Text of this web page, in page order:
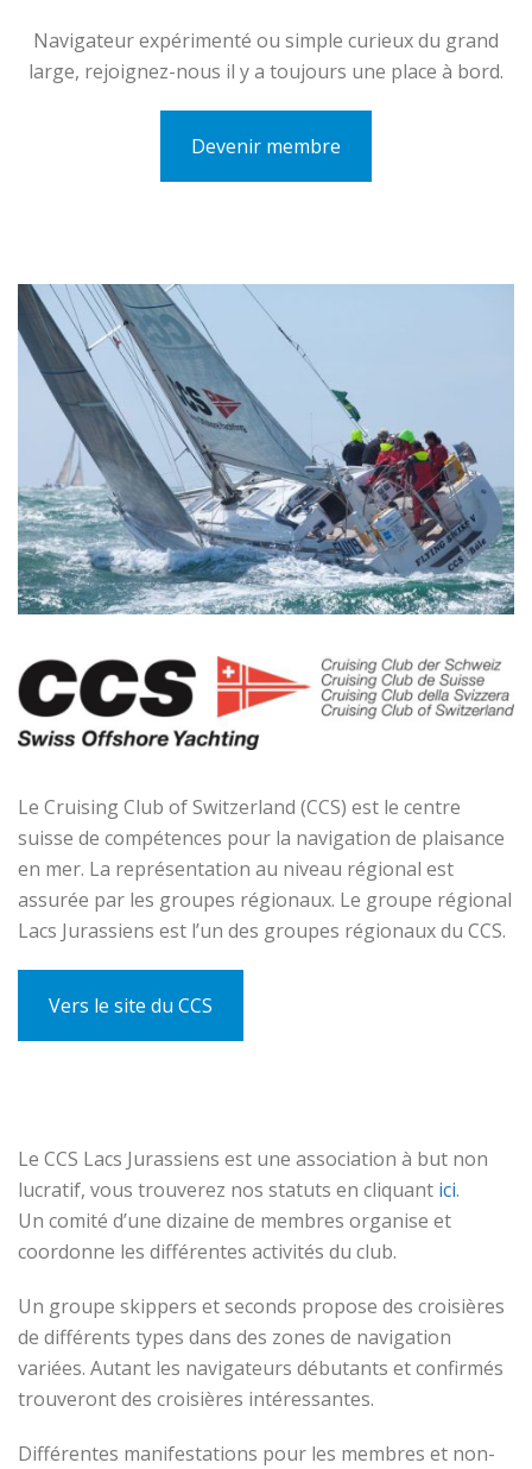
Navigateur expérimenté ou simple curieux du grand
large, rejoignez-nous il y a toujours une place à bord.
Devenir membre
Le Cruising Club of Switzerland (CCS) est le centre
suisse de compétences pour la navigation de plaisance
en mer. La représentation au niveau régional est
assurée par les groupes régionaux. Le groupe régional
Lacs Jurassiens est l’un des groupes régionaux du CCS.
Vers le site du CCS
Le CCS Lacs Jurassiens est une association à but non
lucratif, vous trouverez nos statuts en cliquant ici.
Un comité d’une dizaine de membres organise et
coordonne les différentes activités du club.
Un groupe skippers et seconds propose des croisières
de différents types dans des zones de navigation
variées. Autant les navigateurs débutants et confirmés
trouveront des croisières intéressantes.
Différentes manifestations pour les membres et non-